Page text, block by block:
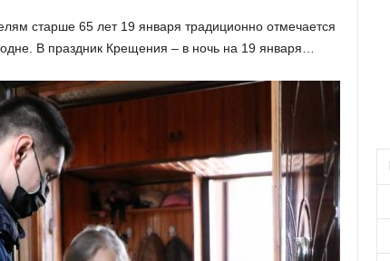
старше 65 лет 19 января традиционно отмечается
В праздник Крещения – в ночь на 19 января…